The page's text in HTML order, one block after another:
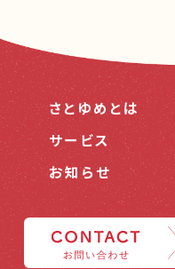
さとゆめとは
サービス
お知らせ